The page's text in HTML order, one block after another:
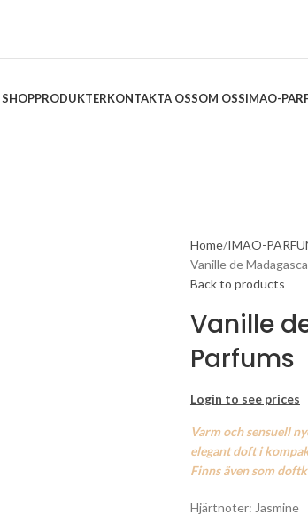
SHOPPRODUKTERKONTAKTA OSSOM OSSIMAO-
Home IMAO-
Vanille de
Back to products
Vanille
Parfums
Login to see prices
Varm och sensuell
elegant doft i
Finns även som
Hjärtnoter: Jasmine